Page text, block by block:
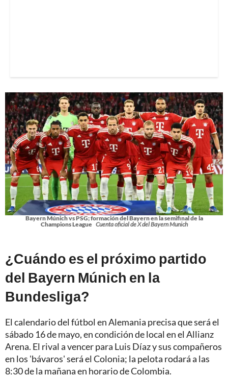
Bayern Múnich vs PSG; formación del Bayern en la semifinal de la
Champions League Cuenta oficial de X del Bayern Munich
¿Cuándo es el próximo partido
del Bayern Múnich en la
Bundesliga?
El calendario del fútbol en Alemania precisa que será el
sábado 16 de mayo, en condición de local en el Allianz
Arena. El rival a vencer para Luis Díaz y sus compañeros
en los 'bávaros' será el Colonia; la pelota rodará a las
8:30 de la mañana en horario de Colombia.